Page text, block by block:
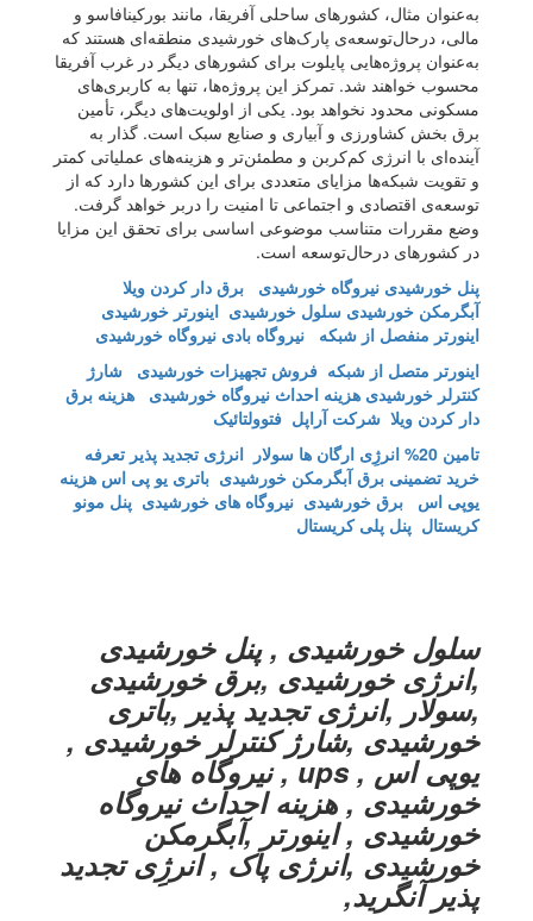
به‌عنوان مثال، کشورهای ساحلی آفریقا، مانند بورکینافاسو و
مالی، درحال‌توسعه‌‌ی پارک‌های خورشیدی منطقه‌ای هستند که
به‌‌عنوان پروژه‌هایی پایلوت برای کشورهای دیگر در غرب آفریقا
محسوب خواهند شد. تمرکز این پروژه‌‌ها، تنها به کاربری‌‌‌‌های
مسکونی محدود نخواهد بود. یکی از اولویت‌‌های دیگر، تأمین
برق بخش کشاورزی و آبیاری و صنایع سبک است. گذار به
آینده‌‌ای با انرژی کم‌‌کربن و مطمئن‌تر و هزینه‌های عملیاتی کمتر
و تقویت شبکه‌ها مزایای متعددی برای این کشورها دارد که از
توسعه‌‌ی اقتصادی و اجتماعی تا امنیت را دربر خواهد گرفت.
وضع مقررات متناسب موضوعی اساسی برای تحقق این مزایا
در کشورهای درحال‌توسعه است.
پنل خورشیدی نیروگاه خورشیدی
برق دار کردن ویلا
آبگرمکن خورشیدی سلول خورشیدی اینورتر خورشیدی
اینورتر منفصل از شبکه
نیروگاه بادی نیروگاه خورشیدی
اینورتر متصل از شبکه فروش تجهیزات خورشیدی
شارژ
کنترلر خورشیدی هزینه احداث نیروگاه خورشیدی
هزینه برق
دار کردن ویلا شرکت آراپل فتوولتائیک
تامین 20% انرژِی ارگان ها
سولار انرژی تجدید پذیر تعرفه
خرید تضمینی برقآبگرمکن خورشیدی باتری یو پی اس هزینه
یوپی اس
برق خورشیدی نیروگاه های خورشیدی پنل مونو
کریستال پنل پلی کریستال
سلول خورشیدی , پنل خورشیدی
,انرژی خورشیدی ,برق خورشیدی
,سولار ,انرژی تجدید پذیر ,باتری
خورشیدی ,شارژ کنترلر خورشیدی ,
یوپی اس , ups , نیروگاه های
خورشیدی , هزینه احداث نیروگاه
خورشیدی , اینورتر ,آبگرمکن
خورشیدی ,انرژی پاک , انرژِی تجدید
پذیر آنگرید,